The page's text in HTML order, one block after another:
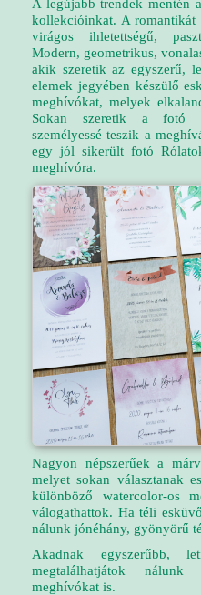
A legújabb trendek mentén
kollekcióinkat. A
virágos ihletettségű,
Modern, geometrikus,
akik szeretik az egyszerű,
elemek jegyében készülő
meghívókat, melyek
Sokan szeretik a fotó
személyessé teszik a
egy jól sikerült fotó
meghívóra.
Nagyon népszerűek a
melyet sokan választanak
különböző watercolor-os
válogathattok. Ha téli
nálunk jónéhány, gyönyörű
Akadnak egyszerűbb,
megtalálhatjátok nálunk
meghívókat is.